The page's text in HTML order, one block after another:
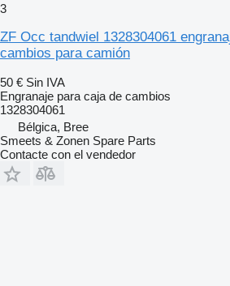
3
ZF Occ tandwiel 1328304061
cambios para camión
50 € Sin IVA
Engranaje para caja de cambios
1328304061
Bélgica, Bree
Smeets & Zonen Spare Parts
Contacte con el vendedor